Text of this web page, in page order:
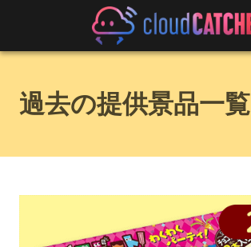
過去の提供景品一覧